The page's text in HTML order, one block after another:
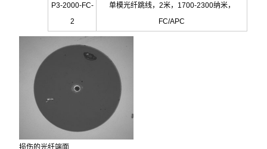
P3-2000-FC-
2
单模光纤跳线，2米，1700-2300纳米，
FC/APC